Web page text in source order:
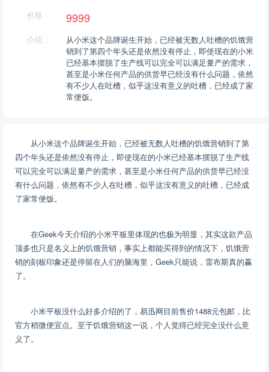
价格： 9999
介绍：
从小米这个品牌诞生开始，已经被无数人吐槽的饥饿营
销到了第四个年头还是依然没有停止，即使现在的小米
已经基本摆脱了生产线可以完全可以满足量产的需求，
甚至是小米任何产品的供货早已经没有什么问题，依然
有不少人在吐槽，似乎这没有意义的吐槽，已经成了家
常便饭。
从小米这个品牌诞生开始，已经被无数人吐槽的饥饿营销到了第
四个年头还是依然没有停止，即使现在的小米已经基本摆脱了生产线
可以完全可以满足量产的需求，甚至是小米任何产品的供货早已经没
有什么问题，依然有不少人在吐槽，似乎这没有意义的吐槽，已经成
了家常便饭。
在Geek今天介绍的小米平板里体现的也极为明显，其实这款产品
顶多也只是名义上的饥饿营销，事实上都能买得到的情况下，饥饿营
销的刻板印象还是停留在人们的脑海里，Geek只能说，雷布斯真的赢
了。
小米平板没什么好多介绍的了，易迅网目前售价1488元包邮，比
官方稍微便宜点。至于饥饿营销这一说，个人觉得已经完全没什么意
义了。